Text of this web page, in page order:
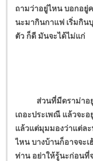
ถามว่าอยู่ไหน บอกอยู่
นะมากินกาแฟ เริ่มกิน
ตัว ก็ดี มันจะได้ไม่แก่
ส่วนที่มีดราม่าอยู่ก่
เถอะประเพณี แล้วจะ
แล้วแต่มุมมองว่าแต่ล
ไหน บางบ้านก็อาจจะเ
ท่าน อย่าให้รู้นะก่อนที่